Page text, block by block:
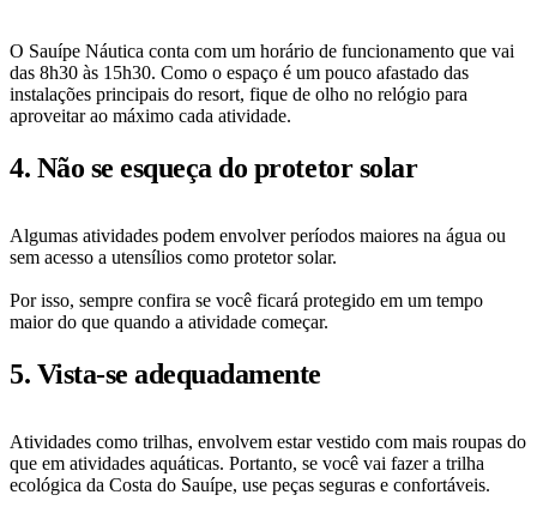
O Sauípe Náutica conta com um horário de funcionamento que vai
das 8h30 às 15h30. Como o espaço é um pouco afastado das
instalações principais do resort, fique de olho no relógio para
aproveitar ao máximo cada atividade.
4. Não se esqueça do protetor solar
Algumas atividades podem envolver períodos maiores na água ou
sem acesso a utensílios como protetor solar.
Por isso, sempre confira se você ficará protegido em um tempo
maior do que quando a atividade começar.
5. Vista-se adequadamente
Atividades como trilhas, envolvem estar vestido com mais roupas do
que em atividades aquáticas. Portanto, se você vai fazer a trilha
ecológica da Costa do Sauípe, use peças seguras e confortáveis.